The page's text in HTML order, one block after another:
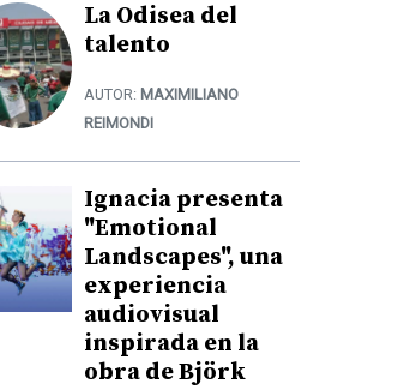
La Odisea del
talento
AUTOR: MAXIMILIANO
REIMONDI
Ignacia presenta
"Emotional
Landscapes", una
experiencia
audiovisual
inspirada en la
obra de Björk